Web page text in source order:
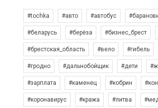
#tochka #авто #автобус
#беларусь #берёза #бизнес_брест
#брестская_область #вело #гибель
#гродно #дальнобойщик #дети
#зарплата #каменец #кобрин
#коронавирус #кража #литва